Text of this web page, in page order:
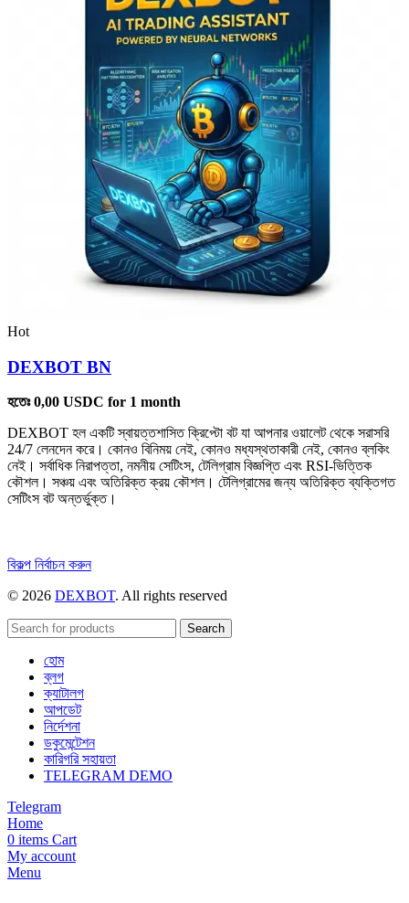
Hot
DEXBOT BN
হতেঃ0,00 USDC for 1 month
DEXBOT হল একটি স্বায়ত্তশাসিত ক্রিপ্টো বট যা আপনার ওয়ালেট থেকে সরাসরি
24/7 লেনদেন করে। কোনও বিনিময় নেই, কোনও মধ্যস্থতাকারী নেই, কোনও ব্লকিং
নেই। সর্বাধিক নিরাপত্তা, নমনীয় সেটিংস, টেলিগ্রাম বিজ্ঞপ্তি এবং RSI-ভিত্তিক
কৌশল। সঞ্চয় এবং অতিরিক্ত ক্রয় কৌশল। টেলিগ্রামের জন্য অতিরিক্ত ব্যক্তিগত
সেটিংস বট অন্তর্ভুক্ত।
বিকল্প নির্বাচন করুনএই
একাধিক
রয়েছে।
পারে।
© 2026 DEXBOT. All rights reserved
Search
হোম
ব্লগ
ক্যাটালগ
আপডেট
নির্দেশনা
ডকুমেন্টেশন
কারিগরি সহায়তা
TELEGRAM DEMO
Telegram
Home
0 items Cart
My account
Menu